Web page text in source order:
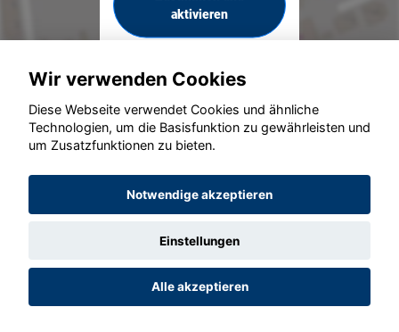
aktivieren
© konjunkturmotor.de GmbH 2020 - 2026
Wir verwenden Cookies
Diese Webseite verwendet Cookies und ähnliche
Technologien, um die Basisfunktion zu gewährleisten und
um Zusatzfunktionen zu bieten.
Notwendige akzeptieren
Einstellungen
Alle akzeptieren